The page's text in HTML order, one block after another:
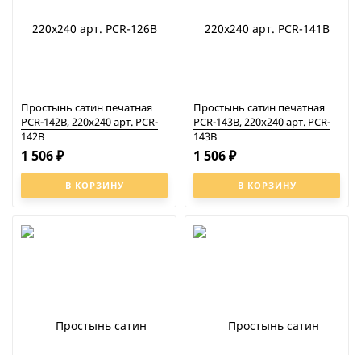
Простынь сатин печатная
PCR-142B, 220x240 арт. PCR-
142B
В КОРЗИНУ
1 506 ₽
Простынь сатин печатная
PCR-143B, 220x240 арт. PCR-
143B
В КОРЗИНУ
1 506 ₽